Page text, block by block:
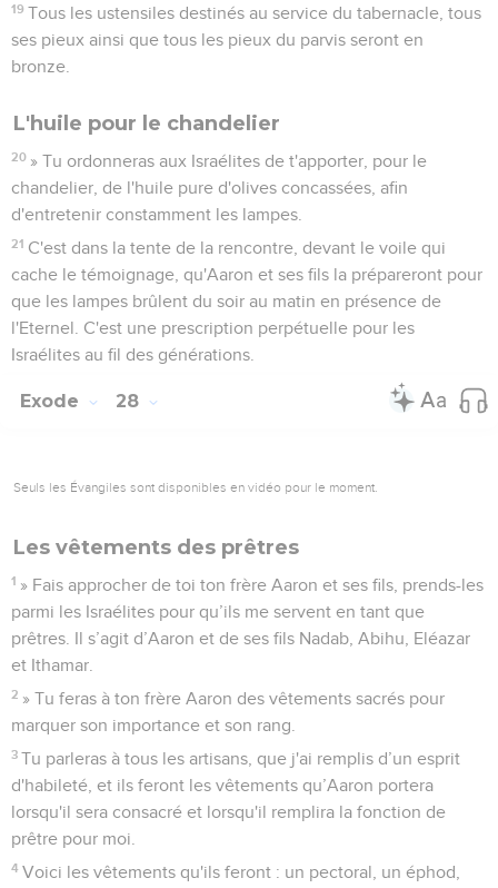
19 Tous les ustensiles destinés au service du tabernacle, tous
ses pieux ainsi que tous les pieux du parvis seront en
bronze.
L'huile pour le chandelier
20 » Tu ordonneras aux Israélites de t'apporter, pour le
chandelier, de l'huile pure d'olives concassées, afin
d'entretenir constamment les lampes.
21 C'est dans la tente de la rencontre, devant le voile qui
cache le témoignage, qu'Aaron et ses fils la prépareront pour
que les lampes brûlent du soir au matin en présence de
l'Eternel. C'est une prescription perpétuelle pour les
Israélites au fil des générations.
Exode 28
Seuls les Évangiles sont disponibles en vidéo pour le moment.
Les vêtements des prêtres
1 » Fais approcher de toi ton frère Aaron et ses fils, prends-les
parmi les Israélites pour qu’ils me servent en tant que
prêtres. Il s’agit d’Aaron et de ses fils Nadab, Abihu, Eléazar
et Ithamar.
2 » Tu feras à ton frère Aaron des vêtements sacrés pour
marquer son importance et son rang.
3 Tu parleras à tous les artisans, que j'ai remplis d’un esprit
d'habileté, et ils feront les vêtements qu’Aaron portera
lorsqu'il sera consacré et lorsqu'il remplira la fonction de
prêtre pour moi.
4 Voici les vêtements qu'ils feront : un pectoral, un éphod,